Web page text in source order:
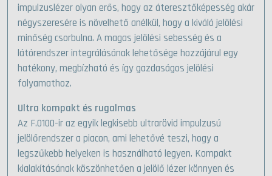
impulzuslézer olyan erős, hogy az áteresztőképesség akár
négyszeresére is növelhető anélkül, hogy a kiváló jelölési
minőség csorbulna. A magas jelölési sebesség és a
látórendszer integrálásának lehetősége hozzájárul egy
hatékony, megbízható és így gazdaságos jelölési
folyamathoz.
Ultra kompakt és rugalmas
Az F.0100-ir az egyik legkisebb ultrarövid impulzusú
jelölőrendszer a piacon, ami lehetővé teszi, hogy a
legszűkebb helyeken is használható legyen. Kompakt
kialakításának köszönhetően a jelölő lézer könnyen és